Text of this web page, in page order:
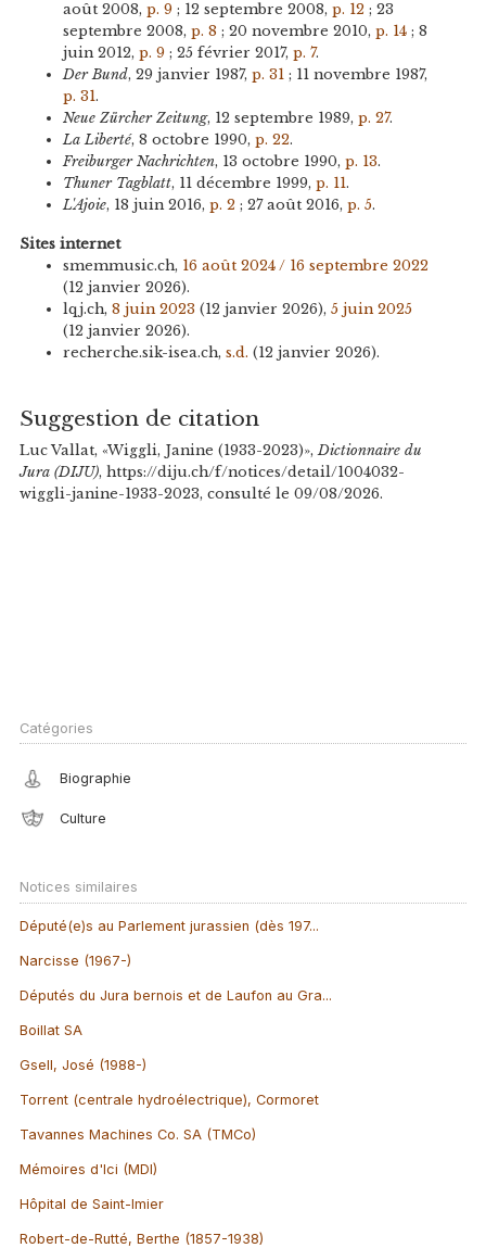
août 2008, p. 9; 12 septembre 2008, p. 12 ; 23
septembre 2008, p. 8 ; 20 novembre 2010, p. 14; 8
juin 2012, p. 9; 25 février 2017, p. 7.
Der Bund, 29 janvier 1987, p. 31; 11 novembre 1987,
p. 31.
Neue Zürcher Zeitung, 12 septembre 1989, p. 27.
La Liberté, 8 octobre 1990, p. 22.
Freiburger Nachrichten, 13 octobre 1990, p. 13.
Thuner Tagblatt, 11 décembre 1999, p. 11.
L'Ajoie, 18 juin 2016, p. 2 ; 27 août 2016, p. 5.
Sites internet
smemmusic.ch, 16 août 2024 / 16 septembre 2022
(12 janvier 2026).
lqj.ch, 8 juin 2023 (12 janvier 2026), 5 juin 2025
(12 janvier 2026).
recherche.sik-isea.ch, s.d. (12 janvier 2026).
Suggestion de citation
Luc Vallat, «Wiggli, Janine (1933-2023)», Dictionnaire du
Jura (DIJU), https://diju.ch/f/notices/detail/1004032-
wiggli-janine-1933-2023, consulté le 09/08/2026.
Catégories
Biographie
Culture
Notices similaires
Député(e)s au Parlement jurassien (dès 197...
Narcisse (1967-)
Députés du Jura bernois et de Laufon au Gra...
Boillat SA
Gsell, José (1988-)
Torrent (centrale hydroélectrique), Cormoret
Tavannes Machines Co. SA (TMCo)
Mémoires d'Ici (MDI)
Hôpital de Saint-Imier
Robert-de-Rutté, Berthe (1857-1938)